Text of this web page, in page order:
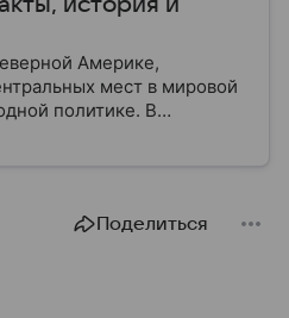
Америке,
мест в мировой
политике. В
об этой стране.
Поделиться